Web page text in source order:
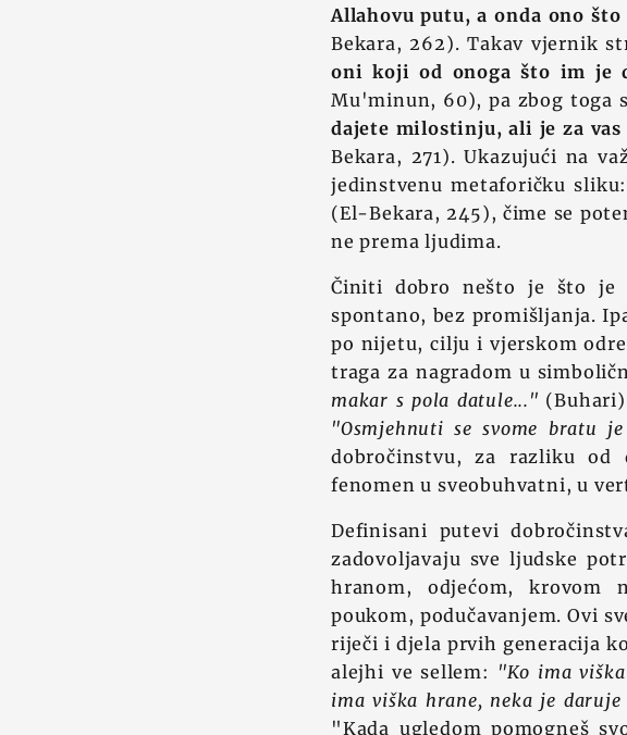
Allahovu putu, a onda ono
Bekara, 262). Takav vjernik
oni koji od onoga što im je
Mu'minun, 60), pa zbog toga
dajete milostinju, ali je za
Bekara, 271). Ukazujući na
jedinstvenu metaforičku sliku:
(El-Bekara, 245), čime se
ne prema ljudima.
Činiti dobro nešto je što je
spontano, bez promišljanja.
po nijetu, cilju i vjerskom
traga za nagradom u
makar s pola datule..."
"Osmjehnuti se svome bratu
dobročinstvu, za razliku od
fenomen u sveobuhvatni, u
Definisani putevi
zadovoljavaju sve ljudske
hranom, odjećom, krovom
poukom, podučavanjem. Ovi
riječi i djela prvih generacija
alejhi ve sellem: "Ko ima
ima viška hrane, neka je
"Kada ugledom pomogneš